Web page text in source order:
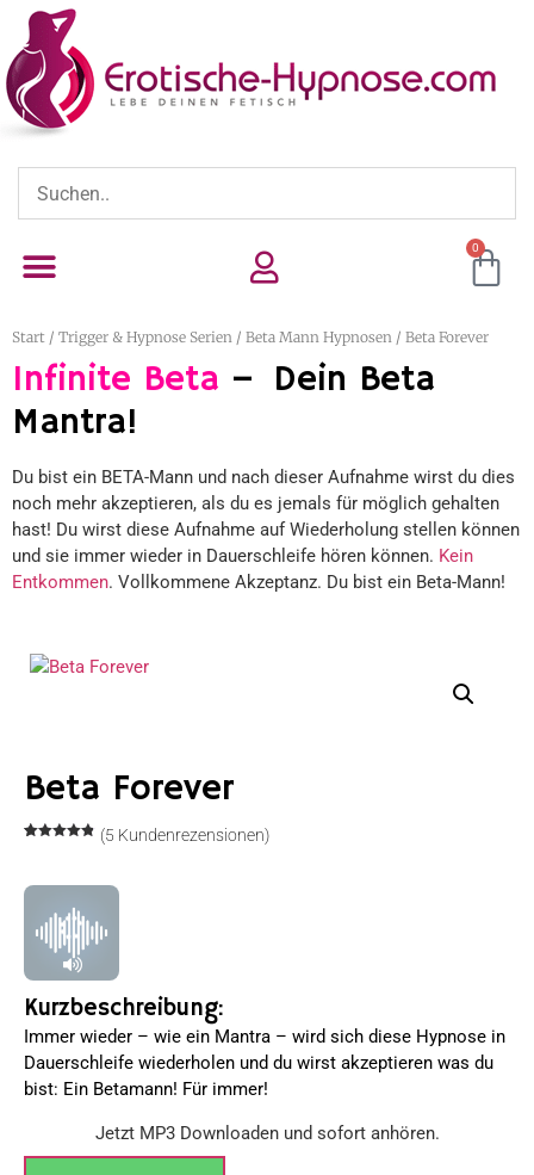
0
Start / Trigger & Hypnose Serien / Beta Mann Hypnosen / Beta Forever
Infinite Beta – Dein Beta
Mantra!
Du bist ein BETA-Mann und nach dieser Aufnahme wirst du dies
noch mehr akzeptieren, als du es jemals für möglich gehalten
hast! Du wirst diese Aufnahme auf Wiederholung stellen können
und sie immer wieder in Dauerschleife hören können. Kein
Entkommen. Vollkommene Akzeptanz. Du bist ein Beta-Mann!
Beta Forever
basierend
Kundenbewertungen
(5 Kundenrezensionen)
Kurzbeschreibung:
Immer wieder – wie ein Mantra – wird sich diese Hypnose in
Dauerschleife wiederholen und du wirst akzeptieren was du
bist: Ein Betamann! Für immer!
Jetzt MP3 Downloaden und sofort anhören.